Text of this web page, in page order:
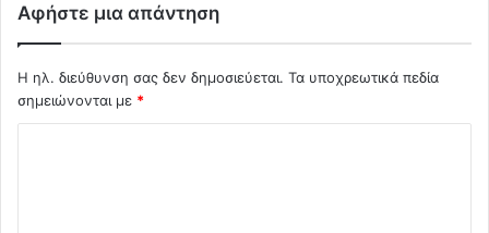
Αφήστε μια απάντηση
Η ηλ. διεύθυνση σας δεν δημοσιεύεται. Τα υποχρεωτικά πεδία
σημειώνονται με *